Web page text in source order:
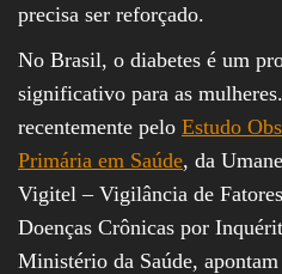
precisa ser reforçado.
No Brasil, o diabetes é um
significativo para as
recentemente pelo Estudo
Primária em Saúde, da
Vigitel – Vigilância de
Doenças Crônicas por
Ministério da Saúde,